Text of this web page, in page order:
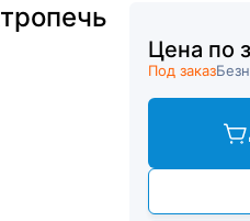
Цена по
Под заказ